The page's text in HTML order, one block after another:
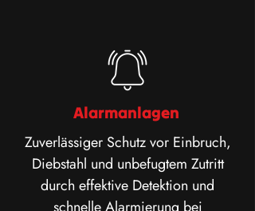
Alarmanlagen
Zuverlässiger Schutz vor Einbruch,
Diebstahl und unbefugtem Zutritt
durch effektive Detektion und